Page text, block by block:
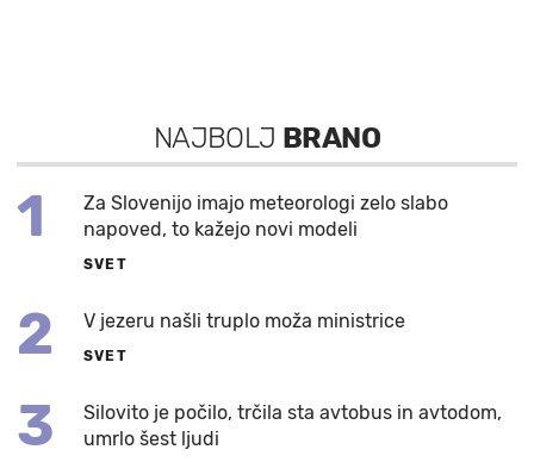
NAJBOLJ BRANO
1
Za Slovenijo imajo meteorologi zelo slabo
napoved, to kažejo novi modeli
SVET
2 V jezeru našli truplo moža ministrice
SVET
3
Silovito je počilo, trčila sta avtobus in avtodom,
umrlo šest ljudi